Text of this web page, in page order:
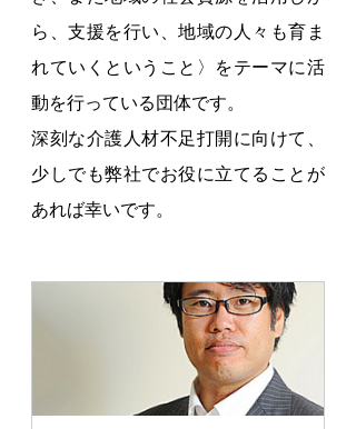
ら、支援を行い、地域の人々も育ま
れていくということ〉をテーマに活
動を行っている団体です。
深刻な介護人材不足打開に向けて、
少しでも弊社でお役に立てることが
あれば幸いです。